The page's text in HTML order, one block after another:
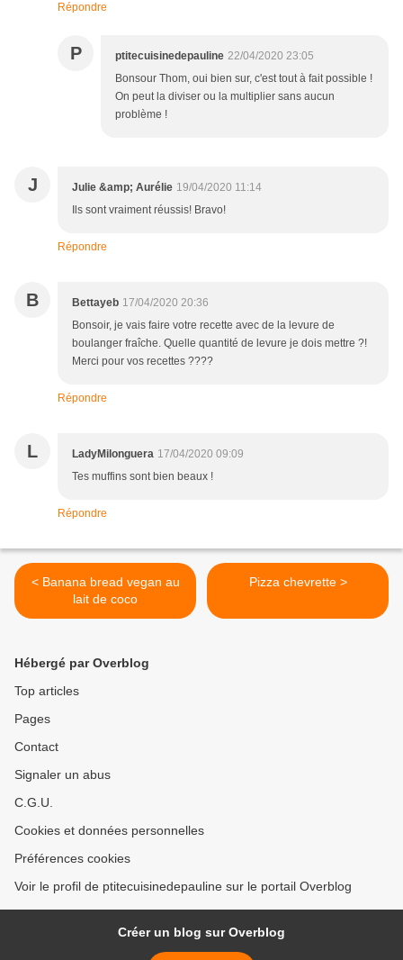
Répondre
P ptitecuisinedepauline 22/04/2020 23:05
Bonsour Thom, oui bien sur, c'est tout à fait possible !
On peut la diviser ou la multiplier sans aucun
problème !
J Julie &amp; Aurélie 19/04/2020 11:14
Ils sont vraiment réussis! Bravo!
Répondre
B Bettayeb 17/04/2020 20:36
Bonsoir, je vais faire votre recette avec de la levure de
boulanger fraîche. Quelle quantité de levure je dois mettre ?!
Merci pour vos recettes ????
Répondre
L LadyMilonguera 17/04/2020 09:09
Tes muffins sont bien beaux !
Répondre
< Banana bread vegan au
lait de coco
Pizza chevrette >
Hébergé par Overblog
Top articles
Pages
Contact
Signaler un abus
C.G.U.
Cookies et données personnelles
Préférences cookies
Voir le profil de ptitecuisinedepauline sur le portail Overblog
Créer un blog sur Overblog